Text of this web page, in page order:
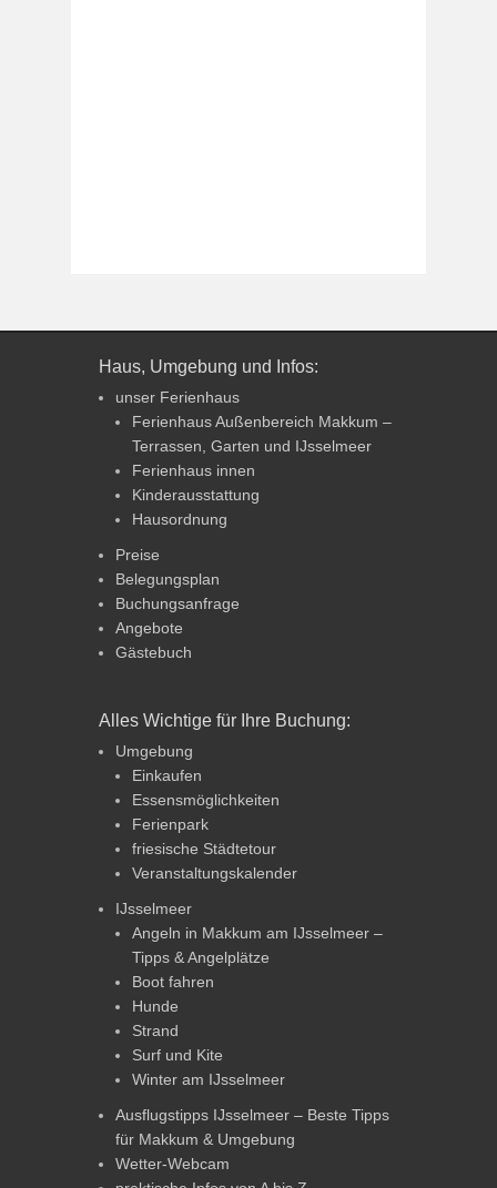
Haus, Umgebung und Infos:
unser Ferienhaus
Ferienhaus Außenbereich Makkum –
Terrassen, Garten und IJsselmeer
Ferienhaus innen
Kinderausstattung
Hausordnung
Preise
Belegungsplan
Buchungsanfrage
Angebote
Gästebuch
Alles Wichtige für Ihre Buchung:
Umgebung
Einkaufen
Essensmöglichkeiten
Ferienpark
friesische Städtetour
Veranstaltungskalender
IJsselmeer
Angeln in Makkum am IJsselmeer –
Tipps & Angelplätze
Boot fahren
Hunde
Strand
Surf und Kite
Winter am IJsselmeer
Ausflugstipps IJsselmeer – Beste Tipps
für Makkum & Umgebung
Wetter-Webcam